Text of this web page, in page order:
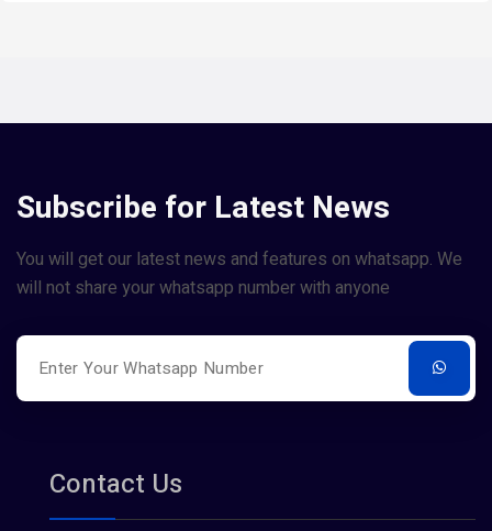
Subscribe for Latest News
You will get our latest news and features on whatsapp. We
will not share your whatsapp number with anyone
Contact Us